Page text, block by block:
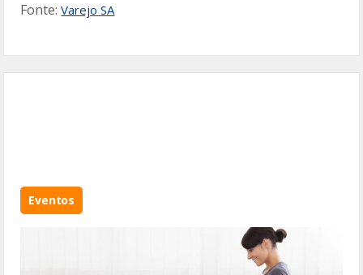
Fonte:Varejo SA
Eventos